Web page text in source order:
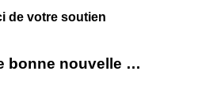
de votre soutien
bonne nouvelle …